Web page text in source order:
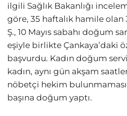
ilgili Sağlık Bakanlığı
göre, 35 haftalık hamile olan
Ş., 10 Mayıs sabahı doğum
eşiyle birlikte Çankaya’daki
başvurdu. Kadın doğum
kadın, aynı gün akşam
nöbetçi hekim
başına doğum yaptı.